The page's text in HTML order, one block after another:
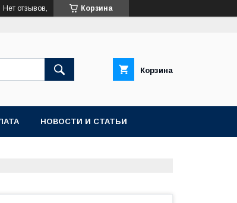
Корзина
Нет отзывов,
Корзина
НОВОСТИ И СТАТЬИ